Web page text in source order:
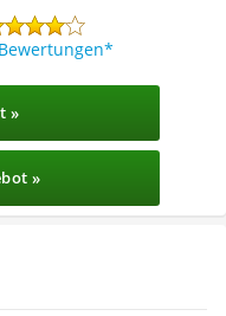
»
»